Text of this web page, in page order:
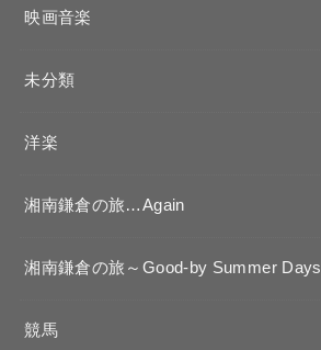
映画音楽
未分類
洋楽
湘南鎌倉の旅…Again
湘南鎌倉の旅～Good-by Summer Days
競馬